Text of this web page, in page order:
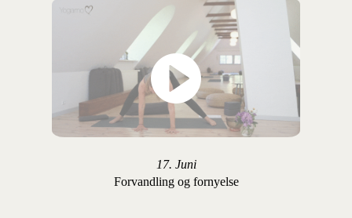
17. Juni
Forvandling og fornyelse